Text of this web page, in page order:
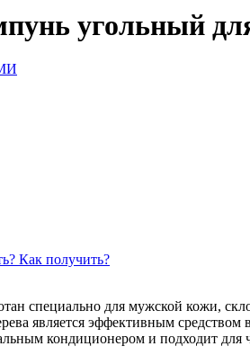
угольный
Как получить?
специально для мужской кожи,
является эффективным
кондиционером и подходит